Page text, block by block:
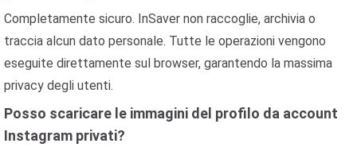
Completamente sicuro. InSaver non raccoglie, archivia o
traccia alcun dato personale. Tutte le operazioni vengono
eseguite direttamente sul browser, garantendo la massima
privacy degli utenti.
Posso scaricare le immagini del profilo da account
Instagram privati?